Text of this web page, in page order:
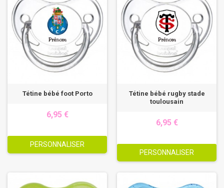
Tétine bébé foot Porto
6,95 €
PERSONNALISER
Tétine bébé rugby stade
toulousain
6,95 €
PERSONNALISER